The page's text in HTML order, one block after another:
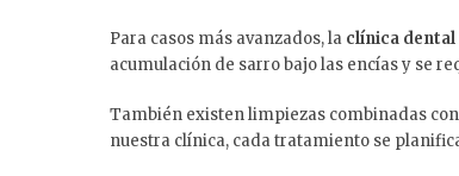
Para casos más avanzados, la clínica
acumulación de sarro bajo las encías y se
También existen limpiezas combinadas
nuestra clínica, cada tratamiento se